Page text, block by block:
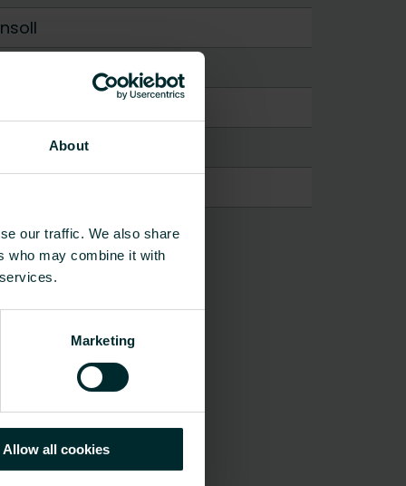
About
our traffic. We also share
who may combine it with
Marketing
Allow all cookies